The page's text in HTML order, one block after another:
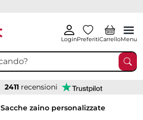
LoginPreferitiCarrelloMenu
2411 recensioni
Sacche zaino personalizzate